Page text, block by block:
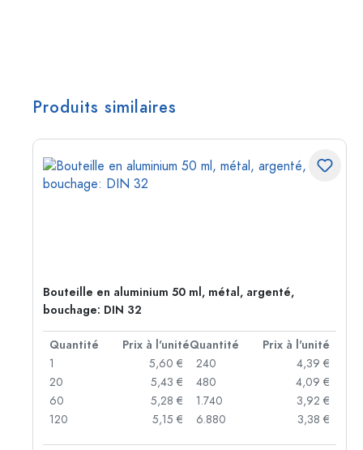
Produits similaires
Bouteille en aluminium 50 ml, métal, argenté,
bouchage: DIN 32
Quantité Prix à l'unitéQuantité
Prix à l'unité
1
5,60 €
20
5,43 €
60
5,28 €
120
5,15 €
240
4,39 €
480
4,09 €
1.740
3,92 €
6.880
3,38 €